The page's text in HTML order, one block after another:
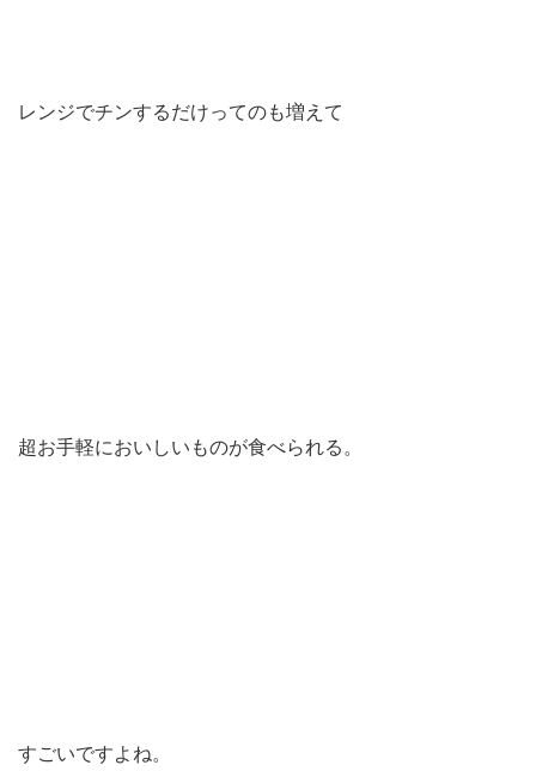
レンジでチンするだけってのも増えて
超お手軽においしいものが食べられる。
すごいですよね。